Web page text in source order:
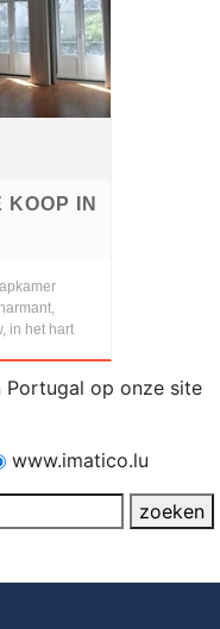
KOOP IN
in het hart
Portugal op onze site
www.imatico.lu